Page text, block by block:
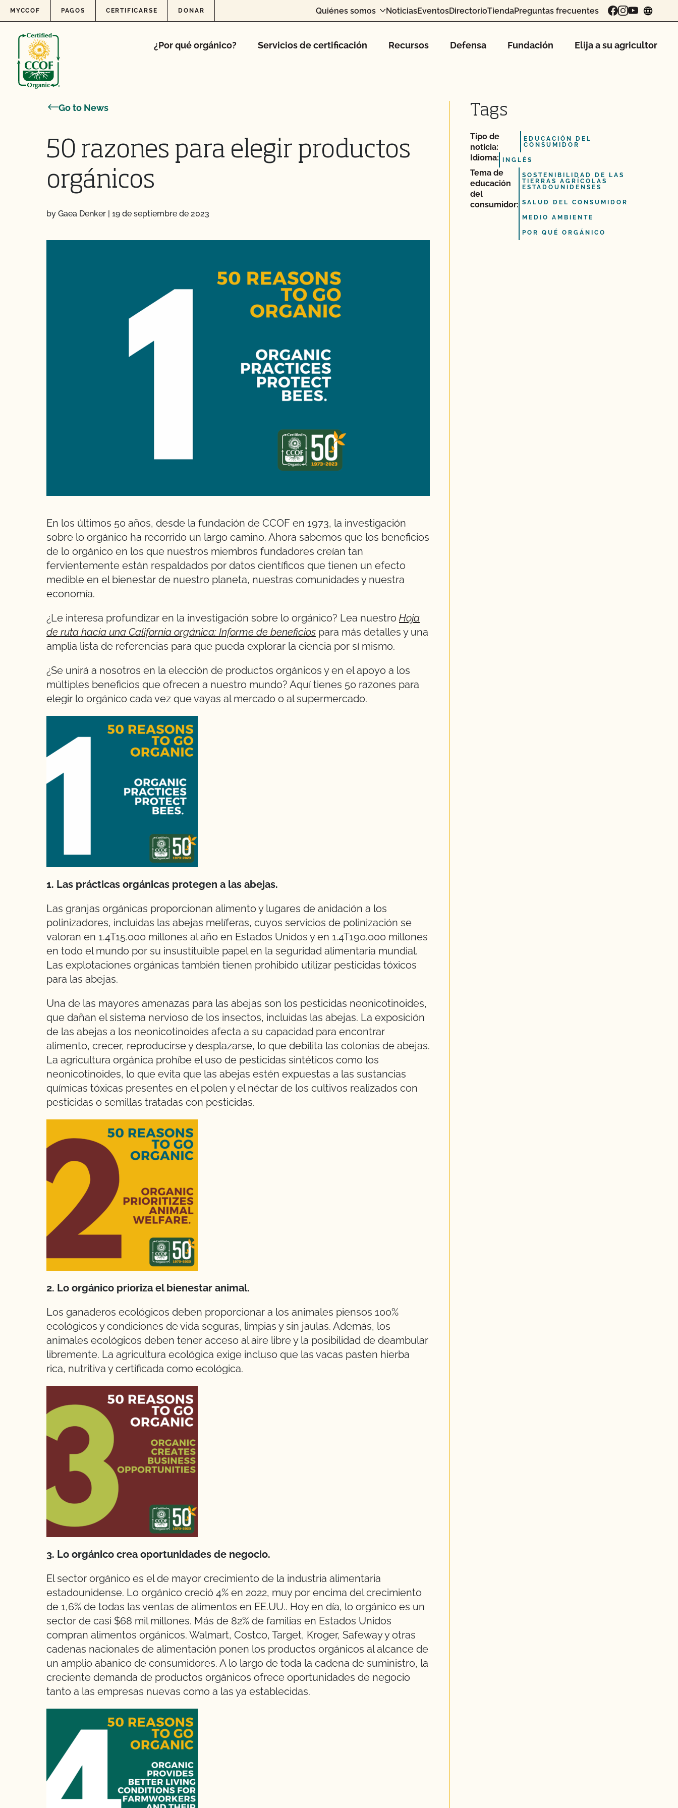
Skip to content
MYCCOF PAGOS CERTIFICARSE DONAR Quiénes somos NoticiasEventosDirectorioTiendaPreguntas frecuentes
¿Por qué orgánico? Servicios de certificación Recursos Defensa Fundación Elija a su agricultor
Go to News
50 razones para elegir productos
orgánicos
by Gaea Denker | 19 de septiembre de 2023
En los últimos 50 años, desde la fundación de CCOF en 1973, la investigación
sobre lo orgánico ha recorrido un largo camino. Ahora sabemos que los beneficios
de lo orgánico en los que nuestros miembros fundadores creían tan
fervientemente están respaldados por datos científicos que tienen un efecto
medible en el bienestar de nuestro planeta, nuestras comunidades y nuestra
economía.
¿Le interesa profundizar en la investigación sobre lo orgánico? Lea nuestro Hoja
de ruta hacia una California orgánica: Informe de beneficios para más detalles y una
amplia lista de referencias para que pueda explorar la ciencia por sí mismo.
¿Se unirá a nosotros en la elección de productos orgánicos y en el apoyo a los
múltiples beneficios que ofrecen a nuestro mundo? Aquí tienes 50 razones para
elegir lo orgánico cada vez que vayas al mercado o al supermercado.
1. Las prácticas orgánicas protegen a las abejas.
Las granjas orgánicas proporcionan alimento y lugares de anidación a los
polinizadores, incluidas las abejas melíferas, cuyos servicios de polinización se
valoran en 1.4T15.000 millones al año en Estados Unidos y en 1.4T190.000 millones
en todo el mundo por su insustituible papel en la seguridad alimentaria mundial.
Las explotaciones orgánicas también tienen prohibido utilizar pesticidas tóxicos
para las abejas.
Una de las mayores amenazas para las abejas son los pesticidas neonicotinoides,
que dañan el sistema nervioso de los insectos, incluidas las abejas. La exposición
de las abejas a los neonicotinoides afecta a su capacidad para encontrar
alimento, crecer, reproducirse y desplazarse, lo que debilita las colonias de abejas.
La agricultura orgánica prohíbe el uso de pesticidas sintéticos como los
neonicotinoides, lo que evita que las abejas estén expuestas a las sustancias
químicas tóxicas presentes en el polen y el néctar de los cultivos realizados con
pesticidas o semillas tratadas con pesticidas.
2. Lo orgánico prioriza el bienestar animal.
Los ganaderos ecológicos deben proporcionar a los animales piensos 100%
ecológicos y condiciones de vida seguras, limpias y sin jaulas. Además, los
animales ecológicos deben tener acceso al aire libre y la posibilidad de deambular
libremente. La agricultura ecológica exige incluso que las vacas pasten hierba
rica, nutritiva y certificada como ecológica.
3. Lo orgánico crea oportunidades de negocio.
El sector orgánico es el de mayor crecimiento de la industria alimentaria
estadounidense. Lo orgánico creció 4% en 2022, muy por encima del crecimiento
de 1,6% de todas las ventas de alimentos en EE.UU.. Hoy en día, lo orgánico es un
sector de casi $68 mil millones. Más de 82% de familias en Estados Unidos
compran alimentos orgánicos. Walmart, Costco, Target, Kroger, Safeway y otras
cadenas nacionales de alimentación ponen los productos orgánicos al alcance de
un amplio abanico de consumidores. A lo largo de toda la cadena de suministro, la
creciente demanda de productos orgánicos ofrece oportunidades de negocio
tanto a las empresas nuevas como a las ya establecidas.
Tags
Tipo de
noticia:
EDUCACIÓN DEL
CONSUMIDOR
Idioma: INGLÉS
Tema de
educación
del
consumidor:
SOSTENIBILIDAD DE LAS
TIERRAS AGRÍCOLAS
ESTADOUNIDENSES
SALUD DEL CONSUMIDOR
MEDIO AMBIENTE
POR QUÉ ORGÁNICO